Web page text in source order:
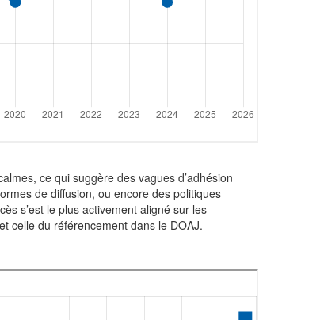
ce qui suggère des vagues d’adhésion
de diffusion, ou encore des politiques
s’est le plus activement aligné sur les
celle du référencement dans le DOAJ.